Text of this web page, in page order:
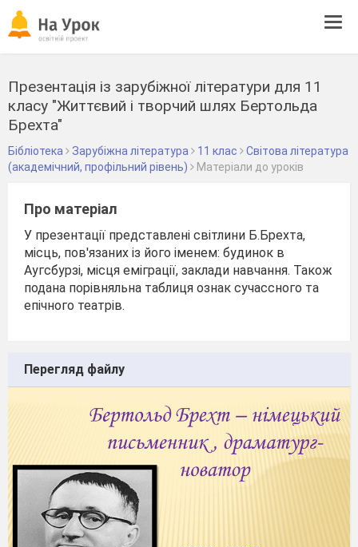
Презентація із зарубіжної літератури для 11
класу "Життєвий і творчий шлях Бертольда
Брехта"
Бібліотека Зарубіжна література 11 клас
Світова література
(академічний, профільний рівень)
Матеріали до уроків
Про матеріал
У презентації представлені світлини Б.Брехта,
місць, пов'язаних із його іменем: будинок в
Аугсбурзі, місця еміграції, заклади навчання. Також
подана порівняльна таблиця ознак сучассного та
епічного театрів.
Перегляд файлу